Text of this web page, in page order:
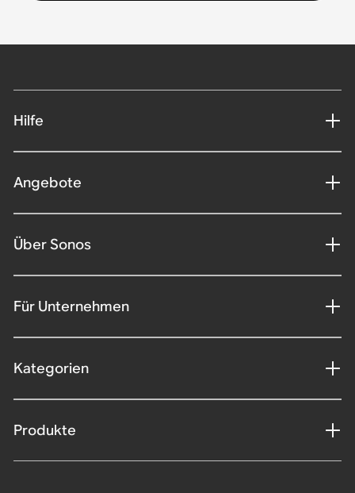
Hilfe
Angebote
Über Sonos
Für Unternehmen
Kategorien
Produkte